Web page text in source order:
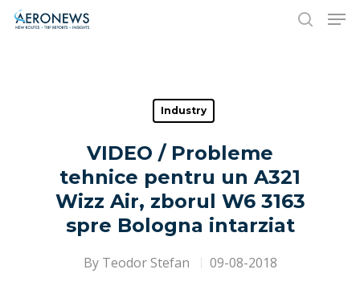
Hit enter to search or ESC to close
Industry
VIDEO / Probleme
tehnice pentru un A321
Wizz Air, zborul W6 3163
spre Bologna intarziat
By Teodor Stefan 09-08-2018